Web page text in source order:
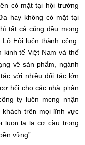
có mặt tại hội trường
hay không có mặt tại
tất cả cũng đều mong
Hội luôn thành công.
kinh tế Việt Nam và thế
về sản phẩm, ngành
với nhiều đối tác lớn
hội cho các nhà phân
ty luôn mong nhận
trên mọi lĩnh vực
luôn là lá cờ đầu trong
vững” .